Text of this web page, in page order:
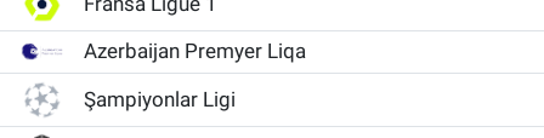
Azerbaijan Premyer Liqa
Şampiyonlar Ligi